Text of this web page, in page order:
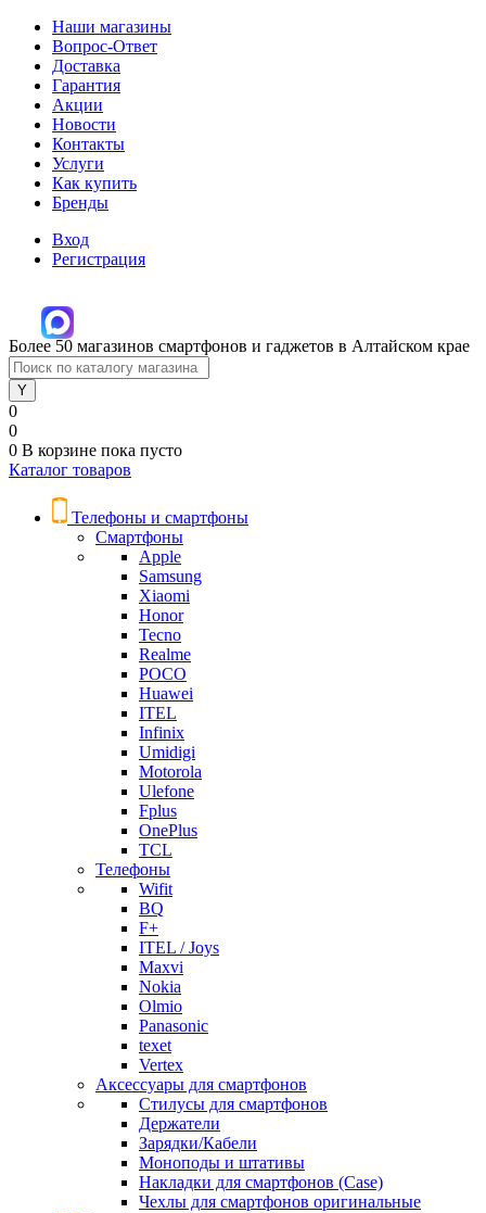
Наши магазины
Вопрос-Ответ
Доставка
Гарантия
Акции
Новости
Контакты
Услуги
Как купить
Бренды
Вход
Регистрация
Более 50 магазинов смартфонов и гаджетов в Алтайском крае
0
0
0 В корзине пока пусто
Каталог товаров
Телефоны и смартфоны
Смартфоны
Apple
Samsung
Xiaomi
Honor
Tecno
Realme
POCO
Huawei
ITEL
Infinix
Umidigi
Motorola
Ulefone
Fplus
OnePlus
TCL
Телефоны
Wifit
BQ
F+
ITEL / Joys
Maxvi
Nokia
Olmio
Panasonic
texet
Vertex
Аксессуары для смартфонов
Стилусы для смартфонов
Держатели
Зарядки/Кабели
Моноподы и штативы
Накладки для смартфонов (Case)
Чехлы для смартфонов оригинальные